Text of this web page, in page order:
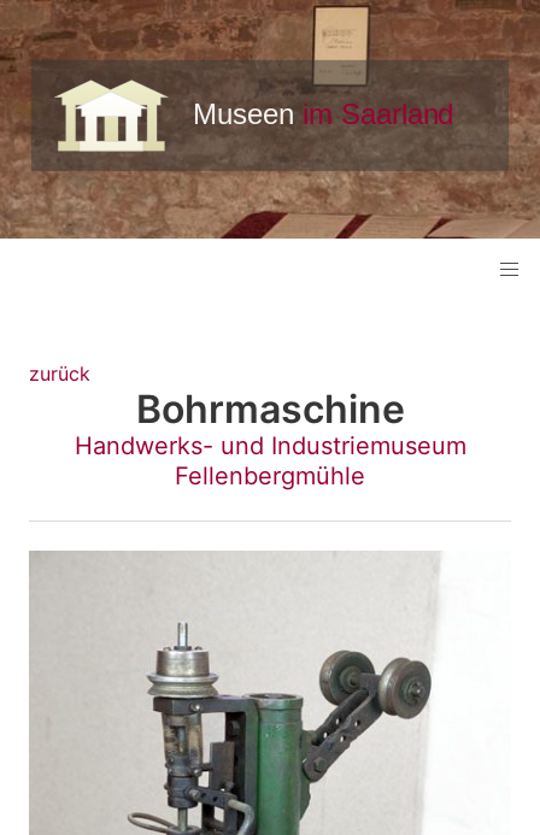
zurück
Bohrmaschine
Handwerks- und Industriemuseum
Fellenbergmühle